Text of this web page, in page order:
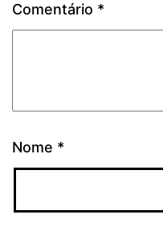
Comentário *
Nome *